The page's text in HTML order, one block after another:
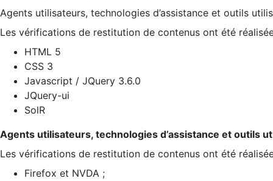
Agents utilisateurs, technologies d’assistance et outils
Les vérifications de restitution de contenus ont été
HTML 5
CSS 3
Javascript / JQuery 3.6.0
JQuery-ui
SolR
Agents utilisateurs, technologies d’assistance et outils
Les vérifications de restitution de contenus ont été
Firefox et NVDA ;